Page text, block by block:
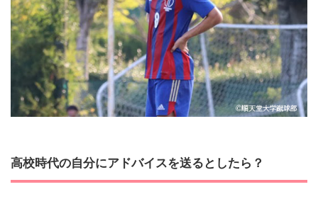
高校時代の自分にアドバイスを送るとしたら？